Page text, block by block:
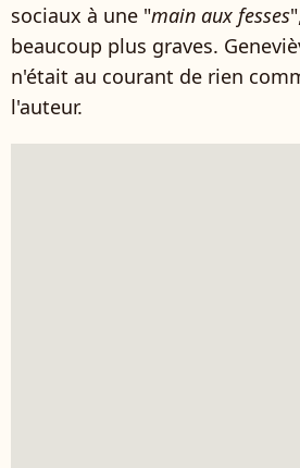
sociaux à une "main aux fesses
beaucoup plus graves.
n'était au courant de rien
l'auteur.